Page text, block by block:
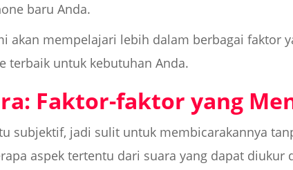
baru Anda.
akan mempelajari lebih dalam berbagai faktor
terbaik untuk kebutuhan Anda.
Faktor-faktor yang
subjektif, jadi sulit untuk membicarakannya
aspek tertentu dari suara yang dapat diukur